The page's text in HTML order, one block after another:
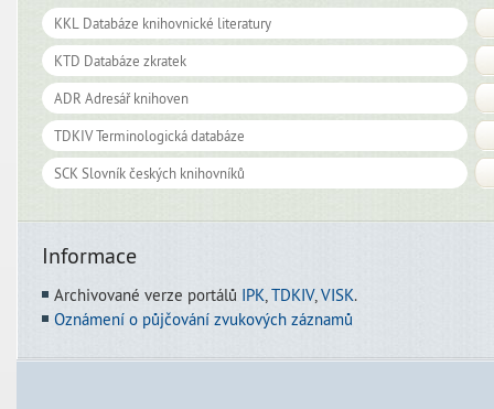
Informace
Archivované verze portálů IPK,TDKIV,VISK.
Oznámení o půjčování zvukových záznamů